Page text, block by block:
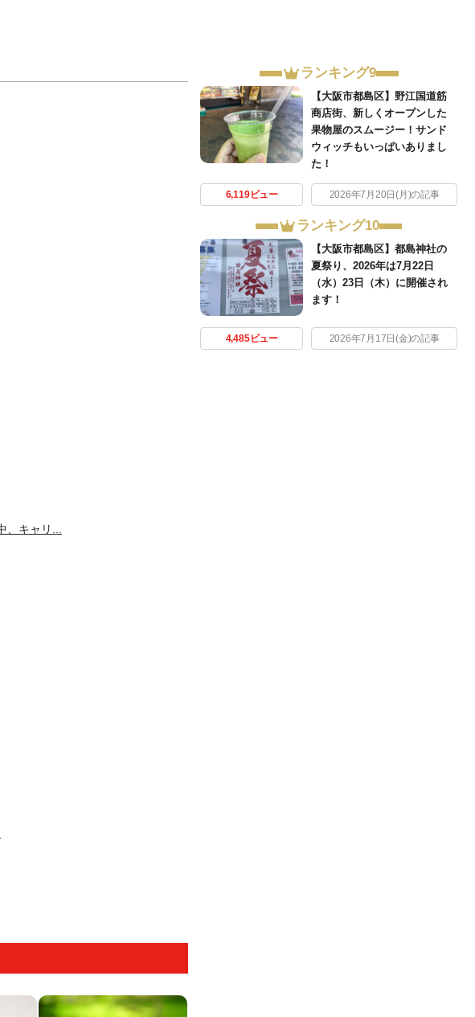
キャリ...
ランキング9
【大阪市都島区】野江国道筋
商店街、新しくオープンした
果物屋のスムージー！サンド
ウィッチもいっぱいありまし
た！
6,119ビュー 2026年7月20日(月)の記事
ランキング10
【大阪市都島区】都島神社の
夏祭り、2026年は7月22日
（水）23日（木）に開催され
ます！
4,485ビュー 2026年7月17日(金)の記事